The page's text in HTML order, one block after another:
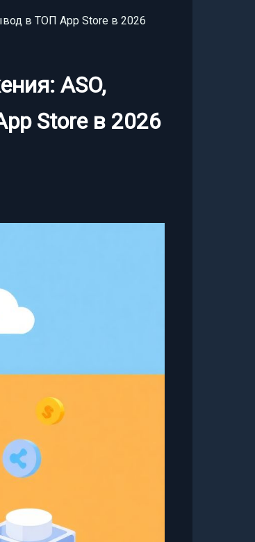
в ТОП App Store в 2026
ASO,
Store в 2026